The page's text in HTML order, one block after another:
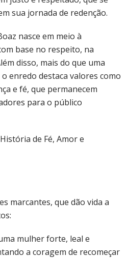
sua jornada de redenção.
nasce em meio à
base no respeito, na
disso, mais do que uma
enredo destaca valores como
e fé, que permanecem
para o público
marcantes, que dão vida a
mulher forte, leal e
a coragem de recomeçar